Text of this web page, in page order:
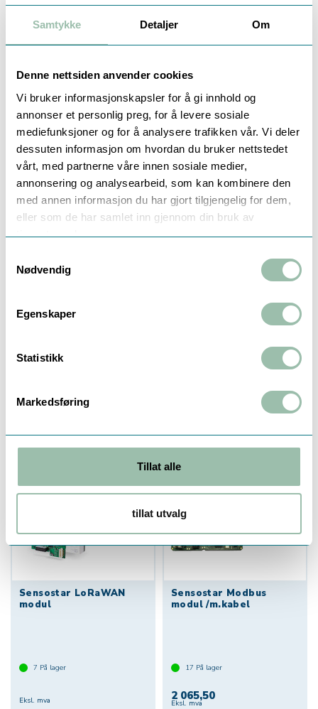
Samtykke Detaljer Om
Denne nettsiden anvender cookies
Vi bruker informasjonskapsler for å gi innhold og
annonser et personlig preg, for å levere sosiale
mediefunksjoner og for å analysere trafikken vår. Vi deler
dessuten informasjon om hvordan du bruker nettstedet
vårt, med partnerne våre innen sosiale medier,
annonsering og analysearbeid, som kan kombinere den
med annen informasjon du har gjort tilgjengelig for dem,
eller som de har samlet inn gjennom din bruk av
tjenestene deres.
Nødvendig
Egenskaper
Statistikk
Markedsføring
Tillat alle
tillat utvalg
Byggelengde 300 mm
For montering på RETUR ledning
Demonterbart hus
85 cm lengde på kabel fra kalkulator til måler
1,5 m kabel til turledning-sensor
Backflow deteksjon
mBus ferdig installert
Tilbehør
Kuleventil m/Kupling
Sensostar LoRaWAN
modul
7 På lager
Eksl. mva
Sensostar Modbus
modul /m.kabel
17 På lager
2 065,50
Eksl. mva